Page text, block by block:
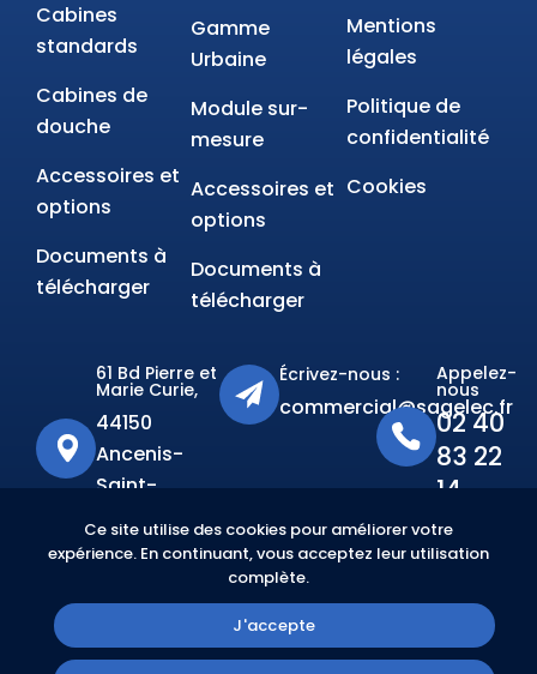
Cabines
standards
Cabines de
douche
Accessoires et
options
Documents à
télécharger
Gamme
Urbaine
Module sur-
mesure
Accessoires et
options
Documents à
télécharger
Mentions
légales
Politique de
confidentialité
Cookies
61 Bd Pierre et
Marie Curie,
44150
Ancenis-
Saint-
Écrivez-nous :
commercial@sagelec.fr
Appelez-
nous
02 40
83 22
14
Ce site utilise des cookies pour améliorer votre
expérience. En continuant, vous acceptez leur utilisation
complète.
J'accepte